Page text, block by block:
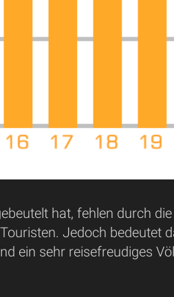
hat, fehlen durch die
Jedoch bedeutet
ein sehr reisefreudiges